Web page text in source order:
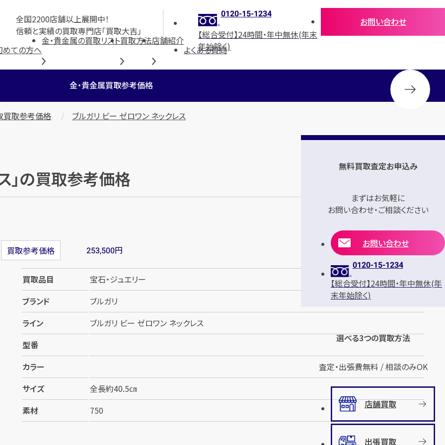
全国2200店舗以上展開中！
信頼と実績の買取専門店「買取大吉」
0120-15-1234
【総合受付】24時間・年中無休(年末
年始除く)
お問い合わせ
めての方へ
金・貴金属の買取リスト買取方法店舗紹介
よくある質問
金・貴金属買取参考価格
買取参考価格 ブルガリ ビー ゼロワン ネックレス
」の買取参考価格
買取参考価格 253,500円
買取品目
宝石・ジュエリー
ブランド
ブルガリ
ライン
ブルガリ ビー ゼロワン ネックレス
型番
カラー
サイズ
全長約40.5㎝
素材
750
無料買取査定お申込み
まずはお気軽に
お問い合わせ・ご相談ください
お問い合わせ
0120-15-1234
【総合受付】24時間・年中無休(年
末年始除く)
選べる3つの買取方法
査定・出張費無料 / 相談のみOK
店舗買取
出張買取